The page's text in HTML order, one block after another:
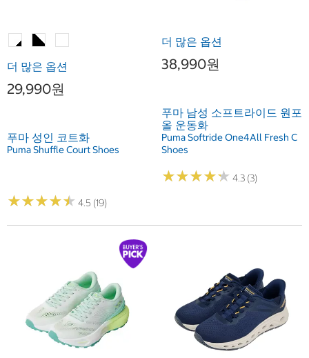
더 많은 옵션
29,990원
푸마 성인 코트화
Puma Shuffle Court Shoes
★★★★★
★★★★★ 4.5 (19)
더 많은 옵션
38,990원
푸마 남성 소프트라이드 원포
올 운동화
Puma Softride One4All Fresh C
Shoes
★★★★★
★★★★★ 4.3 (3)